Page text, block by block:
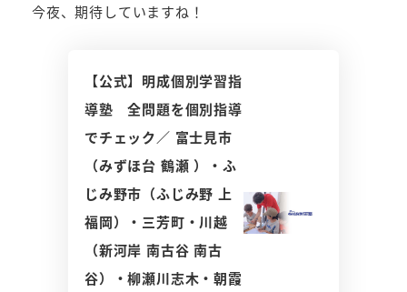
今夜、期待していますね！
【公式】明成個別学習指
導塾 全問題を個別指導
でチェック／ 富士見市
（みずほ台 鶴瀬 ）・ふ
じみ野市（ふじみ野 上
福岡）・三芳町・川越
（新河岸 南古谷 南古
谷）・柳瀬川志木・朝霞